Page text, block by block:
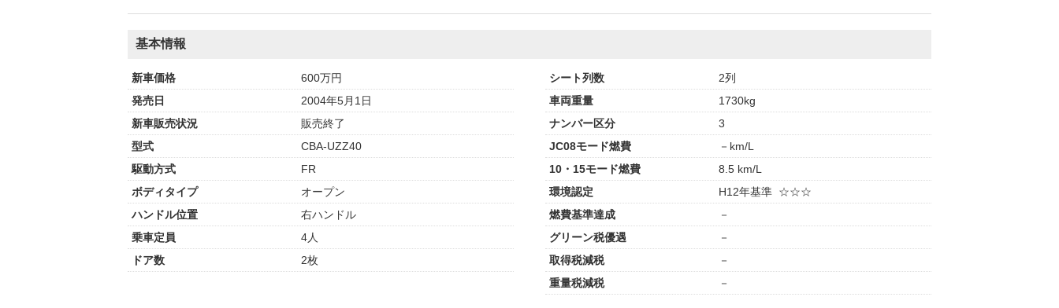
基本情報
新車価格
600万円
発売日
2004年5月1日
新車販売状況
販売終了
型式
CBA-UZZ40
駆動方式
FR
ボディタイプ
オープン
ハンドル位置
右ハンドル
乗車定員
4人
ドア数
2枚
シート列数
2列
車両重量
1730kg
ナンバー区分
3
JC08モード燃費
－km/L
10・15モード燃費
8.5 km/L
環境認定
H12年基準 ☆☆☆
燃費基準達成
－
グリーン税優遇
－
取得税減税
－
重量税減税
－